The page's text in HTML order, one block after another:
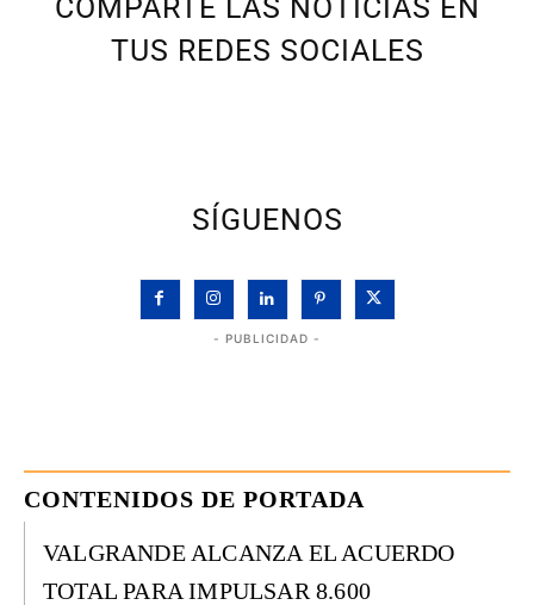
COMPARTE LAS NOTICIAS EN
TUS REDES SOCIALES
SÍGUENOS
- PUBLICIDAD -
CONTENIDOS DE PORTADA
VALGRANDE ALCANZA EL ACUERDO
TOTAL PARA IMPULSAR 8.600